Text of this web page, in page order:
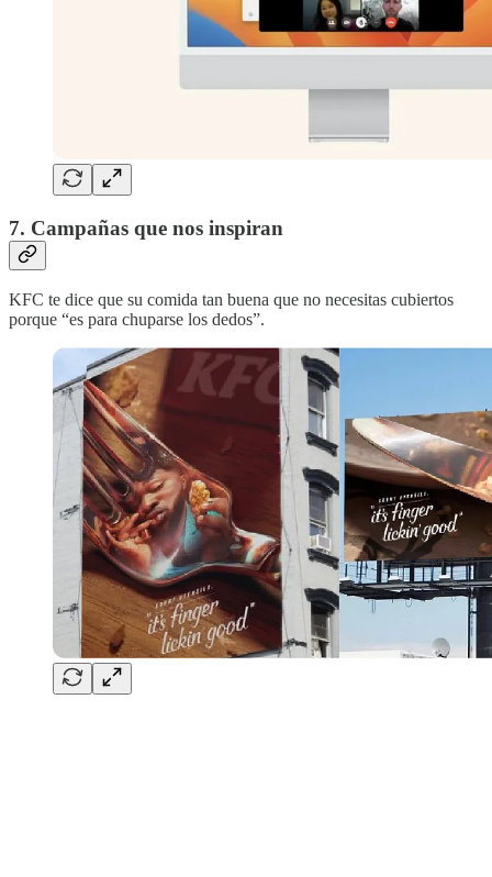
7. Campañas que nos inspiran
KFC te dice que su comida tan buena que no necesitas cubiertos
porque “es para chuparse los dedos”.